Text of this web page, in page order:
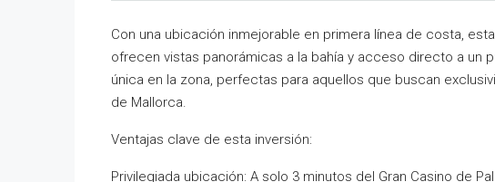
Con una ubicación inmejorable en primera línea de costa,
ofrecen vistas panorámicas a la bahía y acceso directo a un
única en la zona, perfectas para aquellos que buscan
de Mallorca.
Ventajas clave de esta inversión:
Privilegiada ubicación: A solo 3 minutos del Gran Casino de